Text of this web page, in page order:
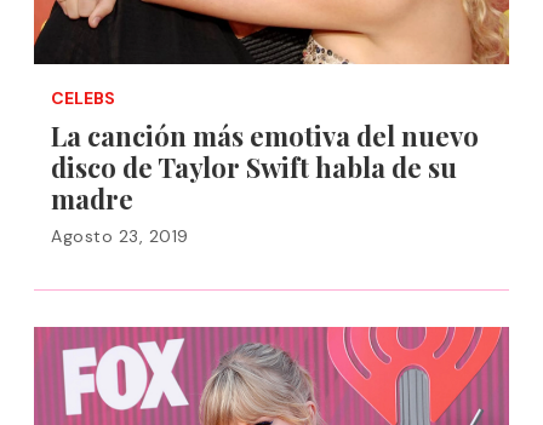
CELEBS
La canción más emotiva del nuevo
disco de Taylor Swift habla de su
madre
Agosto 23, 2019